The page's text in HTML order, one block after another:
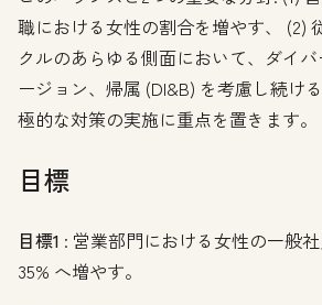
職における女性の割合を増やす、 (2)
クルのあらゆる側面において、ダイ
ージョン、帰属 (DI&B) を考慮し続け
極的な対策の実施に重点を置きます。
目標
目標1 : 営業部門における女性の一般
35% へ増やす。